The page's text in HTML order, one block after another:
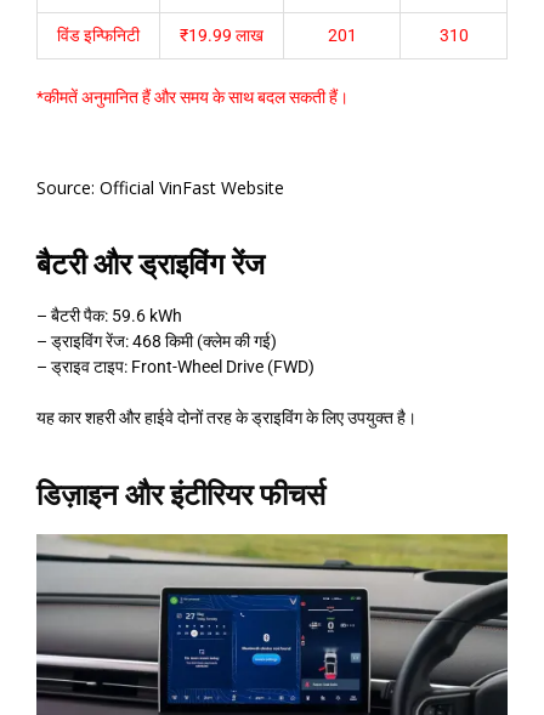
विंड इन्फिनिटी ₹19.99 लाख 201 310
*कीमतें अनुमानित हैं और समय के साथ बदल सकती हैं।
Source: Official VinFast Website
बैटरी और ड्राइविंग रेंज
– बैटरी पैक: 59.6 kWh
– ड्राइविंग रेंज: 468 किमी (क्लेम की गई)
– ड्राइव टाइप: Front-Wheel Drive (FWD)
यह कार शहरी और हाईवे दोनों तरह के ड्राइविंग के लिए उपयुक्त है।
डिज़ाइन और इंटीरियर फीचर्स